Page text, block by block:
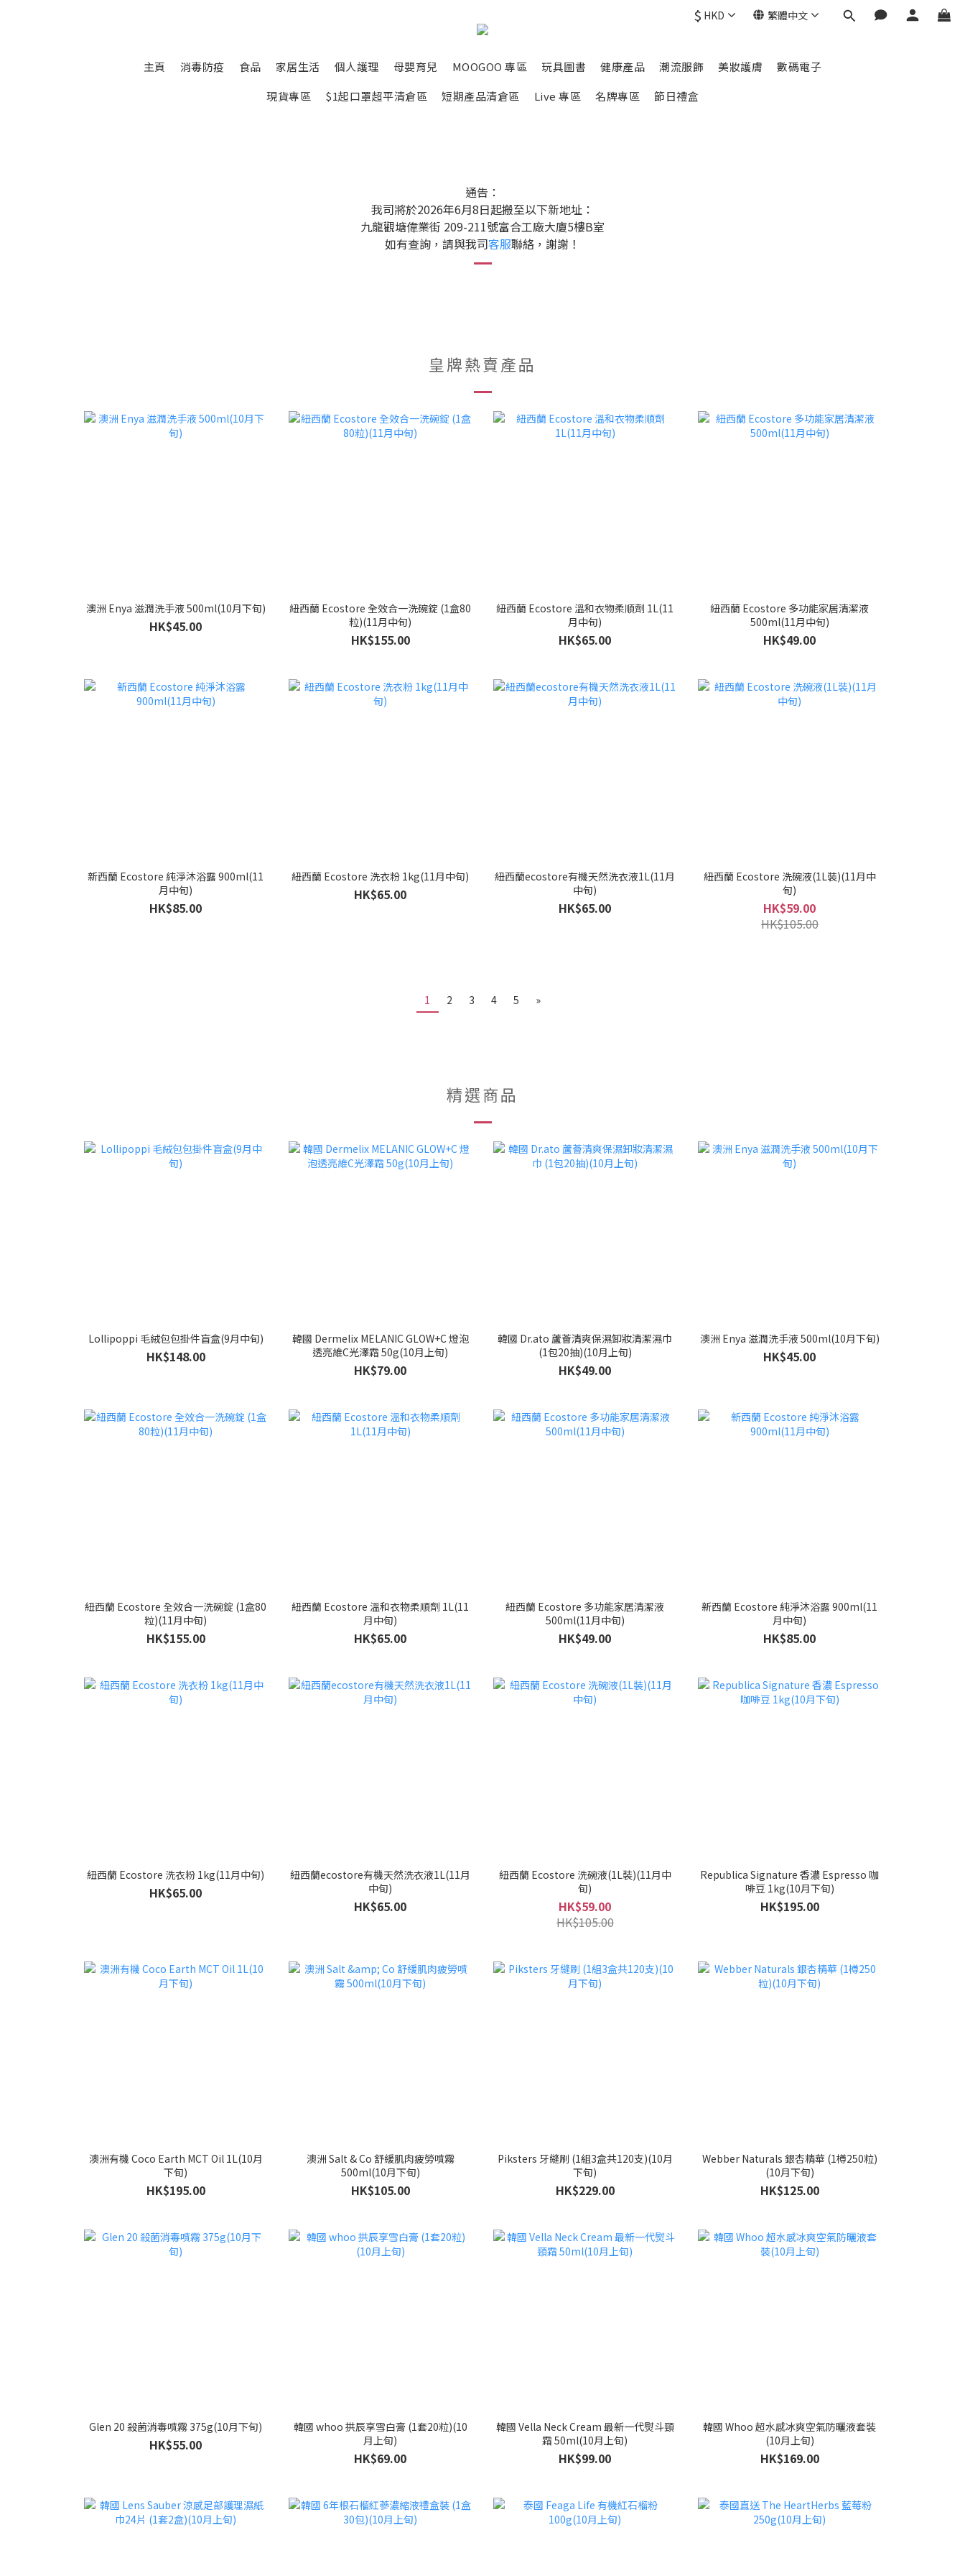
$ HKD 繁體中文
主頁 消毒防疫 食品 家居生活 個人護理 母嬰育兒 MOOGOO 專區 玩具圖書 健康產品 潮流服飾 美妝護膚
數碼電子
現貨專區
$1起口罩超平清倉區 短期產品清倉區 Live 專區 名牌專區 節日禮盒
通告：
我司將於2026年6月8日起搬至以下新地址：
九龍觀塘偉業街 209-211號富合工廠大廈5樓B室
如有查詢，請與我司客服聯絡，謝謝！
皇牌熱賣產品
澳洲 Enya 滋潤洗手液 500ml(10月下旬)
HK$45.00
紐西蘭 Ecostore 全效合一洗碗錠 (1盒80
粒)(11月中旬)
HK$155.00
紐西蘭 Ecostore 溫和衣物柔順劑 1L(11
月中旬)
HK$65.00
紐西蘭 Ecostore 多功能家居清潔液
500ml(11月中旬)
HK$49.00
新西蘭 Ecostore 純淨沐浴露 900ml(11
月中旬)
HK$85.00
紐西蘭 Ecostore 洗衣粉 1kg(11月中旬)
HK$65.00
紐西蘭ecostore有機天然洗衣液1L(11月
中旬)
HK$65.00
紐西蘭 Ecostore 洗碗液(1L裝)(11月中
旬)
HK$59.00
HK$105.00
1 2 3 4 5 »
精選商品
Lollipoppi 毛絨包包掛件盲盒(9月中旬)
HK$148.00
韓國 Dermelix MELANIC GLOW+C 燈泡
透亮維C光澤霜 50g(10月上旬)
HK$79.00
韓國 Dr.ato 蘆薈清爽保濕卸妝清潔濕巾
(1包20抽)(10月上旬)
HK$49.00
澳洲 Enya 滋潤洗手液 500ml(10月下旬)
HK$45.00
紐西蘭 Ecostore 全效合一洗碗錠 (1盒80
粒)(11月中旬)
HK$155.00
紐西蘭 Ecostore 溫和衣物柔順劑 1L(11
月中旬)
HK$65.00
紐西蘭 Ecostore 多功能家居清潔液
500ml(11月中旬)
HK$49.00
新西蘭 Ecostore 純淨沐浴露 900ml(11
月中旬)
HK$85.00
紐西蘭 Ecostore 洗衣粉 1kg(11月中旬)
HK$65.00
紐西蘭ecostore有機天然洗衣液1L(11月
中旬)
HK$65.00
紐西蘭 Ecostore 洗碗液(1L裝)(11月中
旬)
HK$59.00
HK$105.00
Republica Signature 香濃 Espresso 咖
啡豆 1kg(10月下旬)
HK$195.00
澳洲有機 Coco Earth MCT Oil 1L(10月
下旬)
HK$195.00
澳洲 Salt & Co 舒緩肌肉疲勞噴霧
500ml(10月下旬)
HK$105.00
Piksters 牙縫刷 (1組3盒共120支)(10月
下旬)
HK$229.00
Webber Naturals 銀杏精華 (1樽250粒)
(10月下旬)
HK$125.00
Glen 20 殺菌消毒噴霧 375g(10月下旬)
HK$55.00
韓國 whoo 拱辰享雪白膏 (1套20粒)(10
月上旬)
HK$69.00
韓國 Vella Neck Cream 最新一代熨斗頸
霜 50ml(10月上旬)
HK$99.00
韓國 Whoo 超水感冰爽空氣防曬液套裝
(10月上旬)
HK$169.00